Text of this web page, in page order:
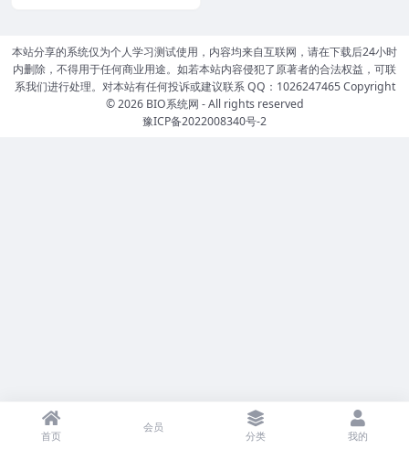
本站分享的系统仅为个人学习测试使用，内容均来自互联网，请在下载后24小时
内删除，不得用于任何商业用途。如若本站内容侵犯了原著者的合法权益，可联
系我们进行处理。对本站有任何投诉或建议联系 QQ：1026247465 Copyright
© 2026 BIO系统网 - All rights reserved
豫ICP备2022008340号-2
首页
会员
分类 我的